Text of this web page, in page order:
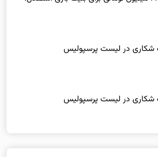
در لیست پرسپولیس
در لیست پرسپولیس